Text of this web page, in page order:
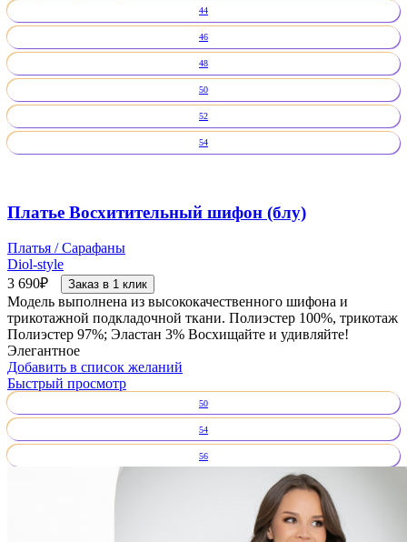
44
46
48
50
52
54
Платье Восхитительный шифон (блу)
Платья / Сарафаны
Diol-style
3 690₽ Заказ в 1 клик
Модель выполнена из высококачественного шифона и
трикотажной подкладочной ткани. Полиэстер 100%, трикотаж
Полиэстер 97%; Эластан 3% Восхищайте и удивляйте!
Элегантное
Добавить в список желаний
Быстрый просмотр
50
54
56